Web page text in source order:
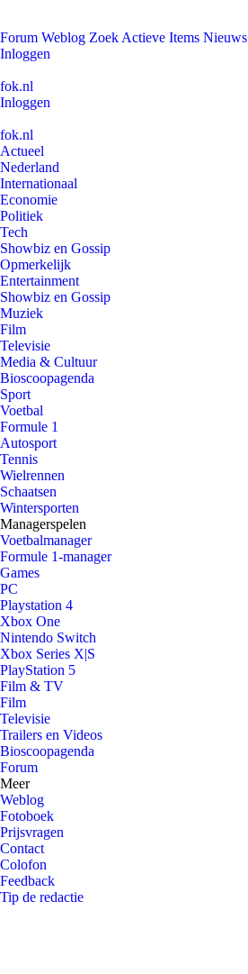
Forum Weblog Zoek Actieve Items Nieuws
Inloggen
fok.nl
Inloggen
fok.nl
Actueel
Nederland
Internationaal
Economie
Politiek
Tech
Showbiz en Gossip
Opmerkelijk
Entertainment
Showbiz en Gossip
Muziek
Film
Televisie
Media & Cultuur
Bioscoopagenda
Sport
Voetbal
Formule 1
Autosport
Tennis
Wielrennen
Schaatsen
Wintersporten
Managerspelen
Voetbalmanager
Formule 1-manager
Games
PC
Playstation 4
Xbox One
Nintendo Switch
Xbox Series X|S
PlayStation 5
Film & TV
Film
Televisie
Trailers en Videos
Bioscoopagenda
Forum
Meer
Weblog
Fotoboek
Prijsvragen
Contact
Colofon
Feedback
Tip de redactie